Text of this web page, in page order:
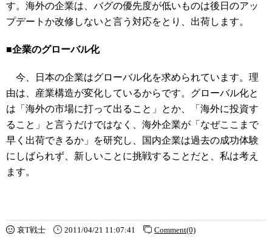
す。海外の企業は、バグの優先度が低いものは後日のアッ
プデートか改修しないと言う対応をとり、出荷します。
■企業のグローバル化
今、日本の企業はグローバル化を求められています。理
由は、産業構造が変化しているからです。グローバル化と
は「海外の市場に打って出ること」とか、「海外に投資す
ること」と言うだけではなく、海外企業が「なぜここまで
早く出荷できるか」を研究し、国内企業は過去の成功体験
にしばられず、新しいことに挑戦することだと、私は考え
ます。
哀T戦士 2011/04/21 11:07:41 Comment(0)